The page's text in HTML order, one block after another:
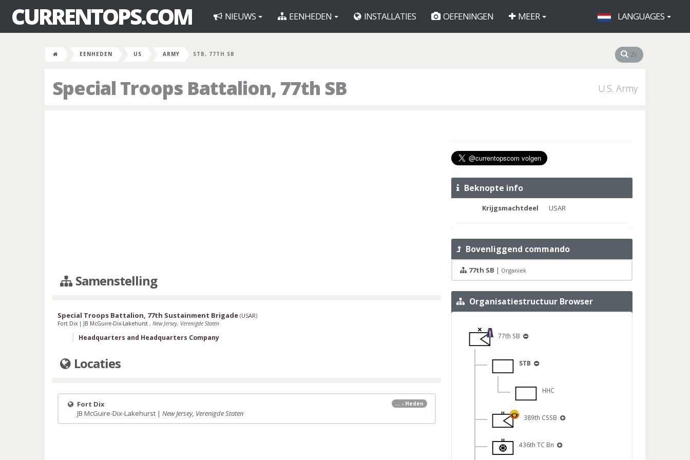
CURRENTOPS.COM NIEUWS EENHEDEN INSTALLATIES OEFENINGEN MEER LANGUAGES
EENHEDEN US ARMY STB, 77TH SB
Special Troops Battalion, 77th SB U.S. Army
Samenstelling
Special Troops Battalion, 77th Sustainment Brigade (USAR)
Fort Dix | JB McGuire-Dix-Lakehurst , New Jersey, Verenigde Staten
Headquarters and Headquarters Company
Locaties
... - Heden
Fort Dix
JB McGuire-Dix-Lakehurst | New Jersey, Verenigde Staten
Beknopte info
Krijgsmachtdeel USAR
Bovenliggend commando
77th SB | Organiek
Organisatiestructuur Browser
77th SB
STB
HHC
389th CSSB
436th TC Bn